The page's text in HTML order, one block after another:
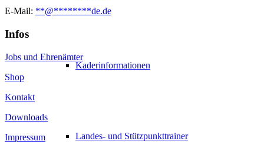
Kaderinformationen
Landes- und Stützpunkttrainer
E-Mail: **@********de.de
Infos
Jobs und Ehrenämter
Shop
Kontakt
Downloads
Impressum